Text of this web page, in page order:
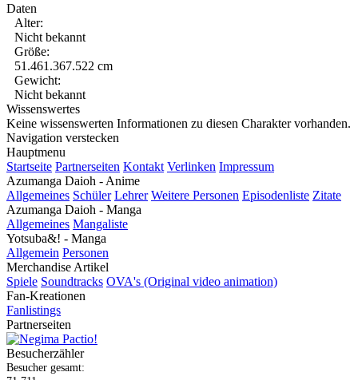
Daten
Alter:
Nicht bekannt
Größe:
51.461.367.522 cm
Gewicht:
Nicht bekannt
Wissenswertes
Keine wissenswerten Informationen zu diesen Charakter vorhanden.
Navigation verstecken
Hauptmenu
Startseite Partnerseiten Kontakt Verlinken Impressum
Azumanga Daioh - Anime
Allgemeines Schüler Lehrer Weitere Personen Episodenliste Zitate
Azumanga Daioh - Manga
Allgemeines Mangaliste
Yotsuba&! - Manga
Allgemein Personen
Merchandise Artikel
Spiele Soundtracks OVA's (Original video animation)
Fan-Kreationen
Fanlistings
Partnerseiten
Besucherzähler
Besucher gesamt: